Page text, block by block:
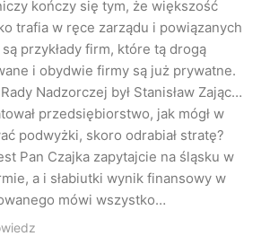
kończy się tym, że większość
trafia w ręce zarządu i powiązanych
przykłady firm, które tą drogą
i obydwie firmy są już prywatne.
Nadzorczej był Stanisław Zając…
przedsiębiorstwo, jak mógł w
podwyżki, skoro odrabiał stratę?
Pan Czajka zapytajcie na śląsku w
a i słabiutki wynik finansowy w
mówi wszystko…